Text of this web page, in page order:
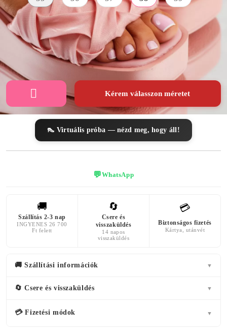
SZÍN
rózsaszín
ÎNĂLȚIMEA
PLATFORMEI
7 centiméter
AZ ELÜLSŐ
PLATFORM
MAGASSÁGA
3 centiméter
Kérem válasszon méretet
👠 Virtuális próba — nézd meg, hogy áll!
💬WhatsApp
🚚
Szállítás 2-3 nap
INGYENES 26 700
Ft felett
🔄
Csere és
visszaküldés
14 napos
visszaküldés
💳
Biztonságos fizetés
Kártya, utánvét
🚚 Szállítási információk ▼
🔄 Csere és visszaküldés ▼
💳 Fizetési módok ▼